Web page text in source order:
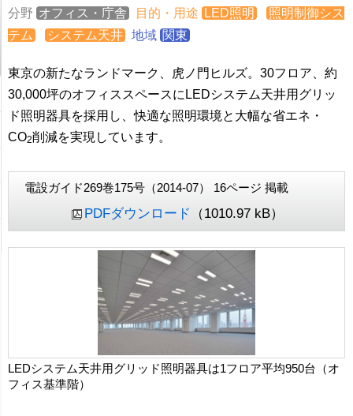
分野 オフィス・庁舎 目的・用途 LED照明
照明制御シス
テム
システム天井 地域 関東
東京の新たなランドマーク、虎ノ門ヒルズ。30フロア、約
30,000坪のオフィススペースにLEDシステム天井用グリッ
ド照明器具を採用し、快適な照明環境と大幅な省エネ・
CO2削減を実現しています。
電設ガイド269巻175号（2014-07） 16ページ 掲載
PDFダウンロード （1010.97 kB）
LEDシステム天井用グリッド照明器具は1フロア平均950台（オ
フィス基準階）